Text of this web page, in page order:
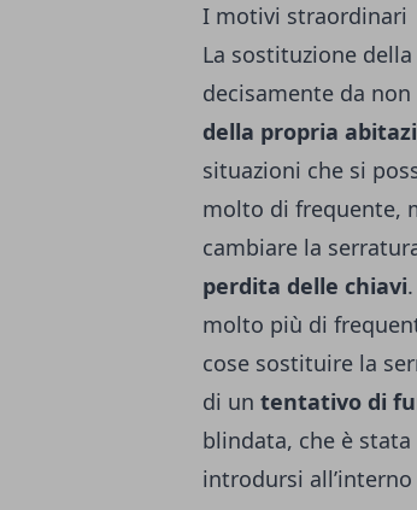
I motivi straordinari
La sostituzione
decisamente da
della propria
situazioni che si
molto di frequente,
cambiare la
perdita delle chiavi
molto più di
cose sostituire la
di un tentativo di
blindata, che è
introdursi